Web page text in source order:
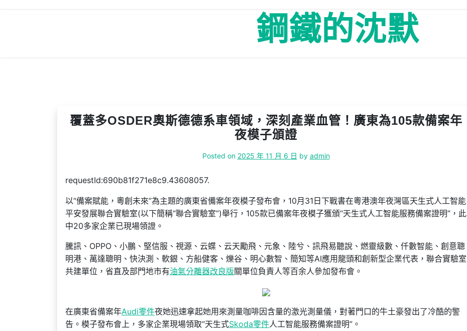
鋼鐵的沈默
覆蓋多OSDER奧斯德德系車領域，深刻產業血管！廣東為105款備案年
夜模子頒證
Posted on 2025 年 11 月 6 日 by admin
requestId:690b81f271e8c9.43608057.
以“備案賦能，粵創未來”為主題的廣東省備案年夜模子發布會，10月31日下戰書在粵港澳年夜灣區天生式人工智能
平安發展聯合實驗室(以下簡稱“聯合實驗室”)舉行，105款已備案年夜模子獲頒“天生式人工智能服務備案證明”，此
中20多家企業已現場領證。
騰訊、OPPO、小鵬、堅信服、視源、云蝶、云天勵飛、元象、陸兮、訊飛易聽說、燃靈級數、仟數智能、創意聰
明港、萬達聰明、快決測、軟銀、方船健客、爍谷、明心數智、簡知等AI應用龍頭和創新型企業代表，聯合實驗室
共建單位，省直及部門地市有油氣分離器改良版關單位負責人等百余人參加發布會。
在廣東省備案年Audi零件夜她迅速拿起她用來測量咖啡因含量的激光測量儀，對著門口的牛土豪發出了冷酷的警
告。模子發布會上，多家企業現場領取“天生式Skoda零件人工智能服務備案證明”。